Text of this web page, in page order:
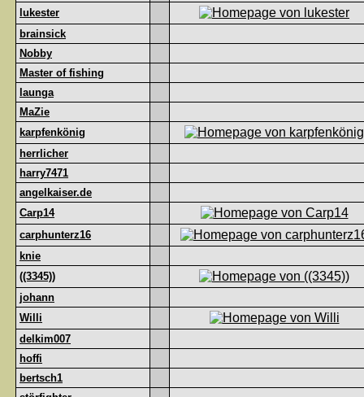
lukester
brainsick
Nobby
Master of fishing
launga
MaZie
karpfenkönig
herrlicher
harry7471
angelkaiser.de
Carp14
carphunterz16
knie
((3345))
johann
Willi
delkim007
hoffi
bertsch1